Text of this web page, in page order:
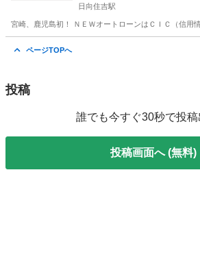
日向住吉駅
宮崎、鹿児島初！ ＮＥＷオートローンはＣＩＣ（信
ページTOPへ
投稿
誰でも今すぐ30秒で投稿
投稿画面へ (無料)